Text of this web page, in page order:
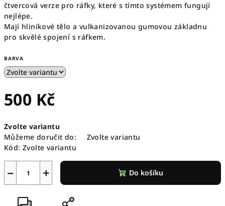
čtvercová verze pro ráfky, které s tímto systémem fungují
nejlépe.
Mají hliníkové tělo a vulkanizovanou gumovou základnu
pro skvělé spojení s ráfkem.
BARVA
500 Kč
cena:
Zvolte variantu
Můžeme doručit do:
Zvolte variantu
Kód: Zvolte variantu
+
− Do košíku